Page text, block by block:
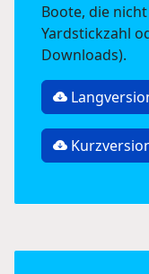
Boote, die
Yardstickzahl
Downloads).